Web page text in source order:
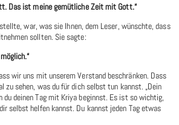
Das ist meine gemütliche Zeit mit Gott.“
war, was sie Ihnen, dem Leser, wünschte, dass
sollten. Sie sagte:
wir uns mit unserem Verstand beschränken. Dass
zu sehen, was du für dich selbst tun kannst. „Dein
du deinen Tag mit Kriya beginnst. Es ist so wichtig,
selbst helfen kannst. Du kannst jeden Tag etwas